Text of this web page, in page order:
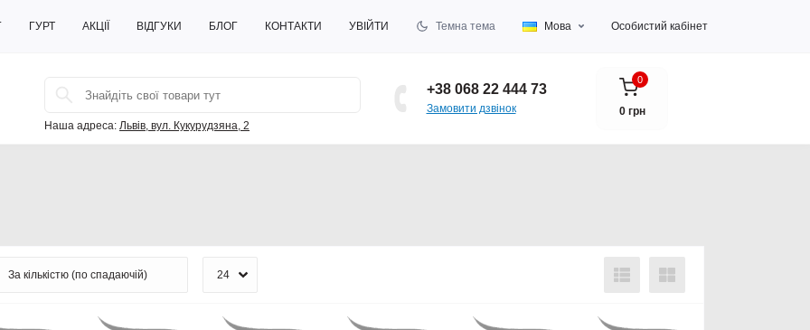
ГУРТ АКЦІЇ ВІДГУКИ БЛОГ КОНТАКТИ УВІЙТИ Темна тема Мова Особистий кабінет
Наша адреса: Львів, вул. Кукурудзяна, 2
+38 068 22 444 73
Замовити дзвінок
0
0 грн